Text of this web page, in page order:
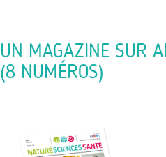
UN MAGAZINE SUR
(8 NUMÉROS)